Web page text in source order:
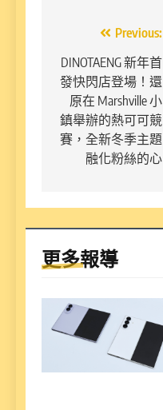
章
導
覽
Previous:
DINOTAENG 新年首
發快閃店登場！還
原在 Marshville 小
鎮舉辦的熱可可競
賽，全新冬季主題
融化粉絲的心
更多報導